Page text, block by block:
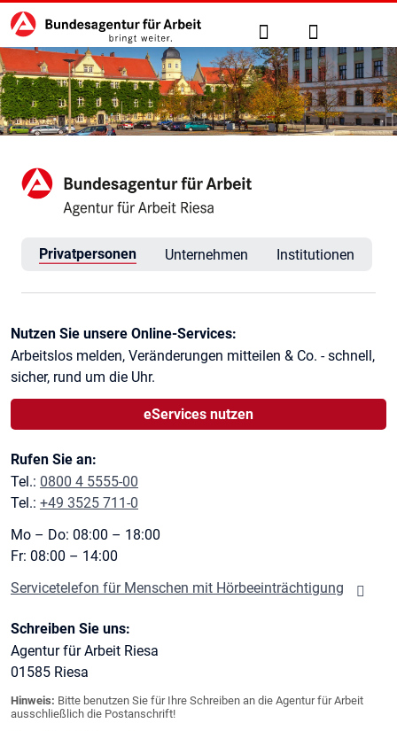
zu den Hauptinhalten springen
Hauptnavigation Suche Anmelden
Agentur für Arbeit Riesa
Privatpersonen Unternehmen Institutionen
Kontaktinformationen
Nutzen Sie unsere Online-Services:
Arbeitslos melden, Veränderungen mitteilen & Co. - schnell,
sicher, rund um die Uhr.
eServices nutzen
Rufen Sie an:
Tel.: 0800 4 5555-00
Tel.: +49 3525 711-0
Mo – Do: 08:00 – 18:00
Fr: 08:00 – 14:00
Servicetelefon für Menschen mit Hörbeeinträchtigung
Schreiben Sie uns:
Agentur für Arbeit Riesa
01585 Riesa
Hinweis: Bitte benutzen Sie für Ihre Schreiben an die Agentur für Arbeit
ausschließlich die Postanschrift!